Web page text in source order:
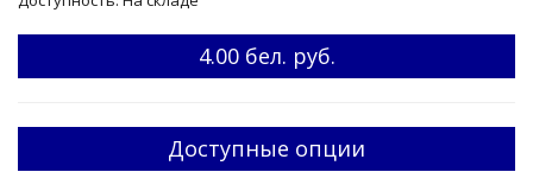
4.00 бел. руб.
Доступные опции